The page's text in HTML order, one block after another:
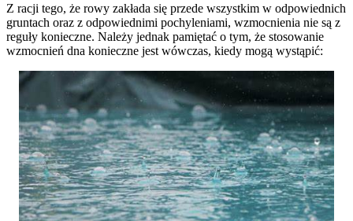
Z racji tego, że rowy zakłada się przede wszystkim w odpowiednich
gruntach oraz z odpowiednimi pochyleniami, wzmocnienia nie są z
reguły konieczne. Należy jednak pamiętać o tym, że stosowanie
wzmocnień dna konieczne jest wówczas, kiedy mogą wystąpić: